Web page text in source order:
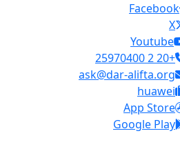
Facebook
X
Youtube
+20 2 25970400
ask@dar-alifta.org
huawei
App Store
Google Play